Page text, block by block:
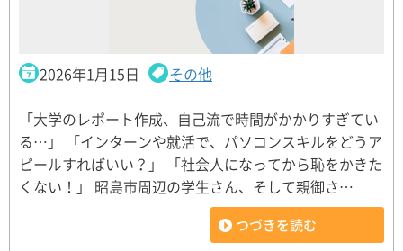
2026年1月15日 その他
「大学のレポート作成、自己流で時間がかかりすぎてい
る…」 「インターンや就活で、パソコンスキルをどうア
ピールすればいい？」 「社会人になってから恥をかきた
くない！」 昭島市周辺の学生さん、そして親御さ…
つづきを読む